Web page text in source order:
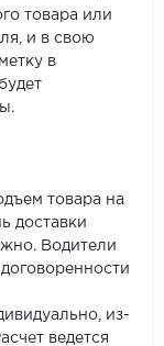
товара или
и в свою
в
товара на
доставки
Водители
из-
ведется